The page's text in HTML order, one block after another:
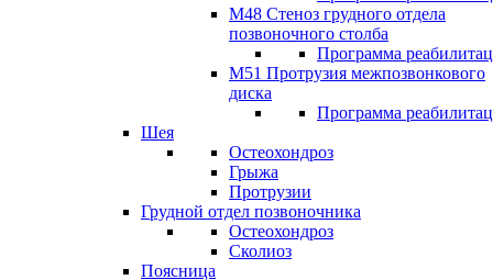
M48 Стеноз грудного отдела
позвоночного столба
Программа
М51 Протрузия межпозвонкового
диска
Программа
Шея
Остеохондроз
Грыжа
Протрузии
Грудной отдел позвоночника
Остеохондроз
Сколиоз
Поясница